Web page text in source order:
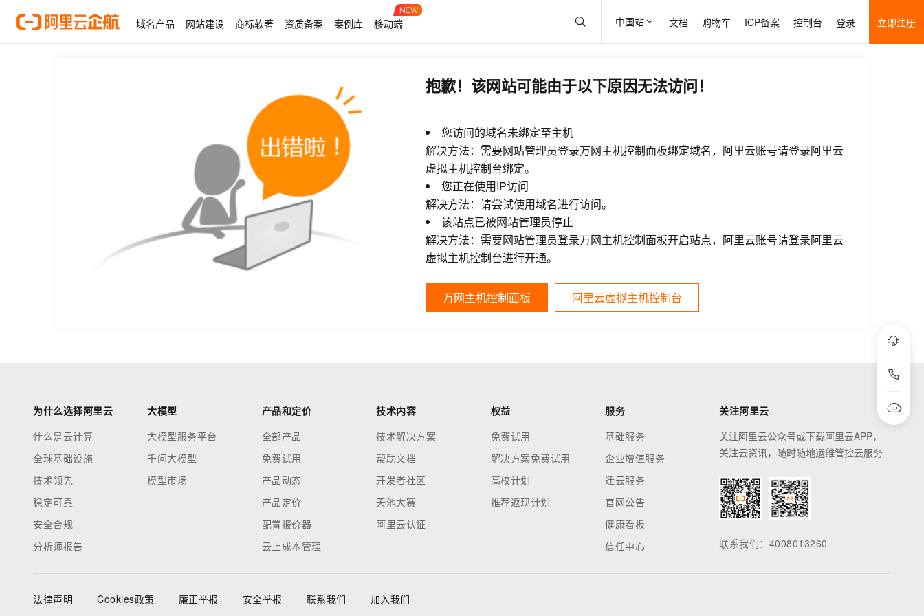
域名产品 网站建设 商标软著 资质备案 案例库 移动端 中国站 文档 购物车 ICP备案 控制台 登录 立即注册
抱歉！该网站可能由于以下原因无法访问！
您访问的域名未绑定至主机
解决方法：需要网站管理员登录万网主机控制面板绑定域名，阿里云账号请登录阿里云
虚拟主机控制台绑定。
您正在使用IP访问
解决方法：请尝试使用域名进行访问。
该站点已被网站管理员停止
解决方法：需要网站管理员登录万网主机控制面板开启站点，阿里云账号请登录阿里云
虚拟主机控制台进行开通。
万网主机控制面板 阿里云虚拟主机控制台